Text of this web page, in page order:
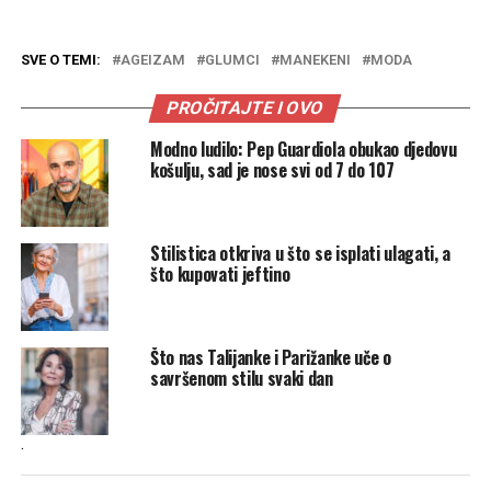
SVE O TEMI: AGEIZAM GLUMCI MANEKENI MODA
PROČITAJTE I OVO
Modno ludilo: Pep Guardiola obukao djedovu
košulju, sad je nose svi od 7 do 107
Stilistica otkriva u što se isplati ulagati, a
što kupovati jeftino
Što nas Talijanke i Parižanke uče o
savršenom stilu svaki dan
.